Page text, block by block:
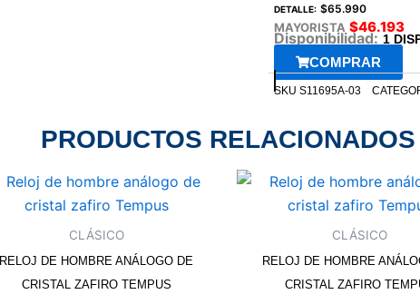
DETALLE: $65.990
MAYORISTA $46.193
Disponibilidad: 1
COMPRAR
SKU S11695A-03
PRODUCTOS RELACIONADOS
CLÁSICO
RELOJ DE HOMBRE ANÁLOGO DE
CRISTAL ZAFIRO TEMPUS
CLÁSICO
RELOJ DE HOMBRE
CRISTAL ZAFIRO